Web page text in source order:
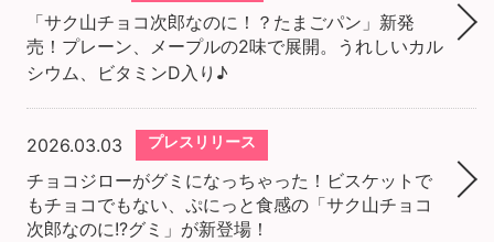
「サク山チョコ次郎なのに！？たまごパン」新発
売！プレーン、メープルの2味で展開。うれしいカル
シウム、ビタミンD入り♪
2026.03.03 プレスリリース
チョコジローがグミになっちゃった！ビスケットで
もチョコでもない、ぷにっと食感の「サク山チョコ
次郎なのに!?グミ」が新登場！